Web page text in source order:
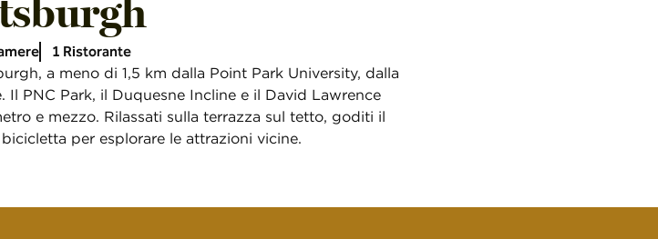
1 Ristorante
a meno di 1,5 km dalla Point Park University, dalla
Il PNC Park, il Duquesne Incline e il David Lawrence
e mezzo. Rilassati sulla terrazza sul tetto, goditi il
per esplorare le attrazioni vicine.